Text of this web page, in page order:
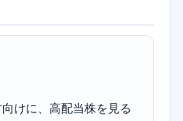
けに、高配当株を見る